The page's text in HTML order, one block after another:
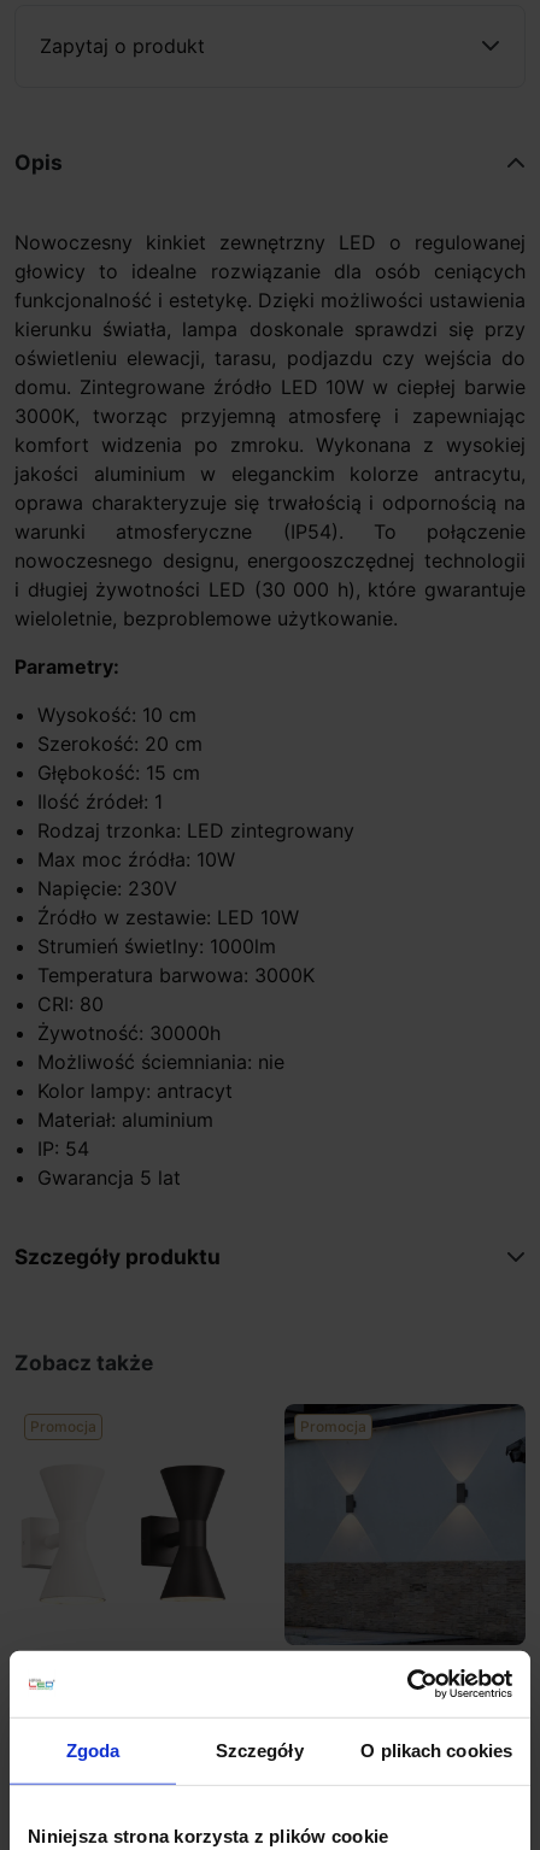
Zgoda Szczegóły O plikach cookies
Niniejsza strona korzysta z plików cookie
Zapytaj o produkt
Opis
Nowoczesny kinkiet zewnętrzny LED o regulowanej
głowicy to idealne rozwiązanie dla osób ceniących
funkcjonalność i estetykę. Dzięki możliwości ustawienia
kierunku światła, lampa doskonale sprawdzi się przy
oświetleniu elewacji, tarasu, podjazdu czy wejścia do
domu. Zintegrowane źródło LED 10W w ciepłej barwie
3000K, tworząc przyjemną atmosferę i zapewniając
komfort widzenia po zmroku. Wykonana z wysokiej
jakości aluminium w eleganckim kolorze antracytu,
oprawa charakteryzuje się trwałością i odpornością na
warunki atmosferyczne (IP54). To połączenie
nowoczesnego designu, energooszczędnej technologii
i długiej żywotności LED (30 000 h), które gwarantuje
wieloletnie, bezproblemowe użytkowanie.
Parametry:
Wysokość: 10 cm
Szerokość: 20 cm
Głębokość: 15 cm
Ilość źródeł: 1
Rodzaj trzonka: LED zintegrowany
Max moc źródła: 10W
Napięcie: 230V
Źródło w zestawie: LED 10W
Strumień świetlny: 1000lm
Temperatura barwowa: 3000K
CRI: 80
Żywotność: 30000h
Możliwość ściemniania: nie
Kolor lampy: antracyt
Materiał: aluminium
IP: 54
Gwarancja 5 lat
Szczegóły produktu
Zobacz także
Promocja
zewnętrzny 2xGU10
biały, czarny
181,00 zł 135,75 zł
Zobacz szczegóły
Promocja
TRIO COLORADO
kinkiet zewnętrzny LED
3000K góra/dół
Zobacz szczegóły